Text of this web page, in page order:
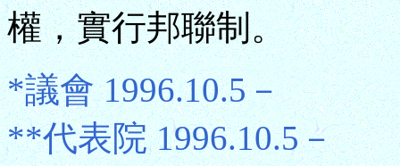
權，實行邦聯制。
*議會 1996.10.5－
**代表院 1996.10.5－